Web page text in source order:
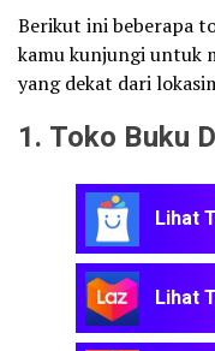
Berikut ini beberapa
kamu kunjungi untuk
yang dekat dari
1. Toko Buku
Lihat
Lihat